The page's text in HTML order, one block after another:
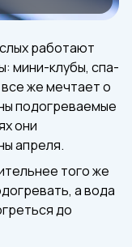
работают
мини-клубы, спа-
же мечтает о
подогреваемые
они
апреля.
того же
а вода
до